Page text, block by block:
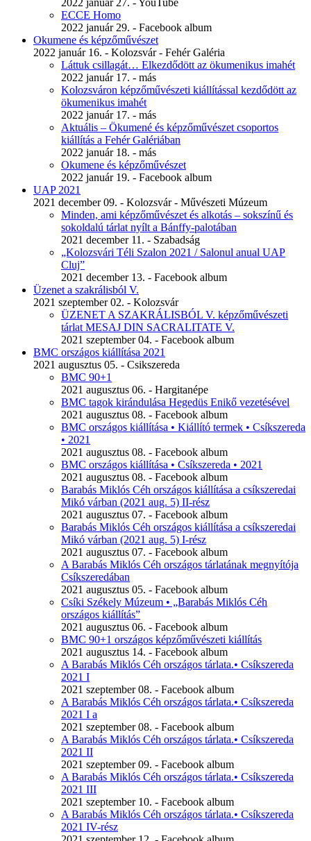
2022 január 27. - YouTube
ECCE Homo
2022 január 29. - Facebook album
Okumene és képzőművészet
2022 január 16. - Kolozsvár - Fehér Galéria
Láttuk csillagát… Elkezdődött az ökumenikus imahét
2022 január 17. - más
Kolozsváron képzőművészeti kiállítással kezdődött az
ökumenikus imahét
2022 január 17. - más
Aktuális – Ökumené és képzőművészet csoportos
kiállítás a Fehér Galériában
2022 január 18. - más
Okumene és képzőművészet
2022 január 19. - Facebook album
UAP 2021
2021 december 09. - Kolozsvár - Művészeti Múzeum
Minden, ami képzőművészet és alkotás – sokszínű és
sokoldalú tárlat nyílt a Bánffy-palotában
2021 december 11. - Szabadság
„Kolozsvári Téli Szalon 2021 / Salonul anual UAP
Cluj”
2021 december 13. - Facebook album
Üzenet a szakrálisból V.
2021 szeptember 02. - Kolozsvár
ÜZENET A SZAKRÁLISBÓL V. képzőművészeti
tárlat MESAJ DIN SACRALITATE V.
2021 szeptember 04. - Facebook album
BMC országos kiállítása 2021
2021 augusztus 05. - Csikszereda
BMC 90+1
2021 augusztus 06. - Hargitanépe
BMC tagok kirándulása Hegedüs Enikő vezetésével
2021 augusztus 08. - Facebook album
BMC országos kiállítása • Kiállító termek • Csíkszereda
• 2021
2021 augusztus 08. - Facebook album
BMC országos kiállítása • Csíkszereda • 2021
2021 augusztus 08. - Facebook album
Barabás Miklós Céh országos kiállítása a csíkszeredai
Mikó várban (2021 aug. 5) II-rész
2021 augusztus 07. - Facebook album
Barabás Miklós Céh országos kiállítása a csíkszeredai
Mikó várban (2021 aug. 5) I-rész
2021 augusztus 07. - Facebook album
A Barabás Miklós Céh országos tárlatának megnyítója
Csíkszeredában
2021 augusztus 05. - Facebook album
Csíki Székely Múzeum • „Barabás Miklós Céh
országos kiállítás”
2021 augusztus 06. - Facebook album
BMC 90+1 országos képzőművészeti kiállítás
2021 augusztus 14. - Facebook album
A Barabás Miklós Céh országos tárlata.• Csíkszereda
2021 I
2021 szeptember 08. - Facebook album
A Barabás Miklós Céh országos tárlata.• Csíkszereda
2021 I a
2021 szeptember 08. - Facebook album
A Barabás Miklós Céh országos tárlata.• Csíkszereda
2021 II
2021 szeptember 09. - Facebook album
A Barabás Miklós Céh országos tárlata.• Csíkszereda
2021 III
2021 szeptember 10. - Facebook album
A Barabás Miklós Céh országos tárlata.• Csíkszereda
2021 IV-rész